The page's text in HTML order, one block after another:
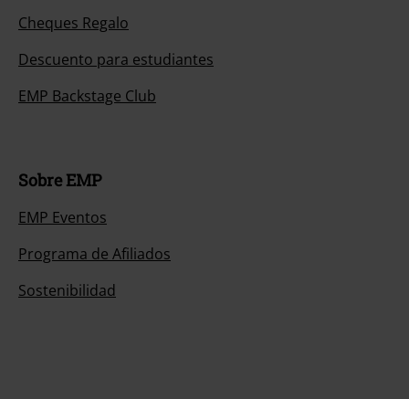
Cheques Regalo
Descuento para estudiantes
EMP Backstage Club
Sobre EMP
EMP Eventos
Programa de Afiliados
Sostenibilidad